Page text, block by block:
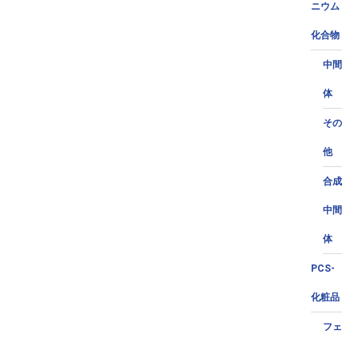
ニウム
化合物
中間
体
その
他
合成
中間
体
PCS-
化粧品
フェ